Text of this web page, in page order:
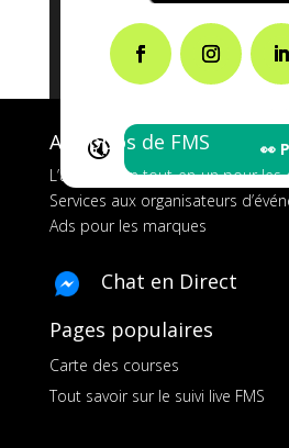
🔇 👀
A propos de FMS
L’application tout-en-un pour les
Services aux organisateurs
Ads pour les marques
Chat en Direct
Pages populaires
Carte des courses
Tout savoir sur le suivi live FMS